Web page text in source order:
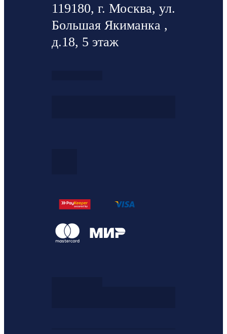
119180, г. Москва, ул.
Большая Якиманка ,
д.18, 5 этаж